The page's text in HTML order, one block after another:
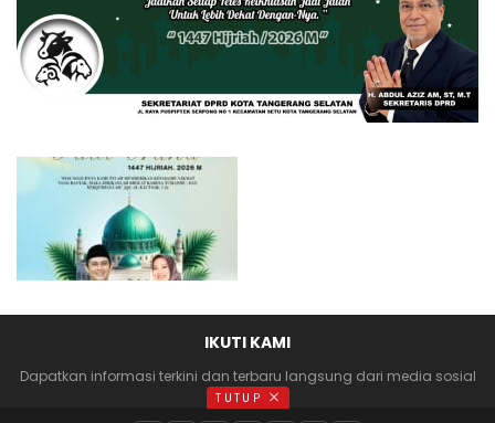
IKUTI KAMI
Dapatkan informasi terkini dan terbaru langsung dari media sosial
anda
TUTUP